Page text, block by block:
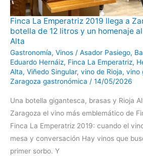
Finca La Emperatriz 2019 llega a
botella de 12 litros y un homenaje
Alta
Gastronomía, Vinos / Asador Pasiego,
Eduardo Hernáiz, Finca La Emperatriz,
Alta, Viñedo Singular, vino de Rioja, vino
Zaragoza gastronómica / 14/05/2026
Una botella gigantesca, brasas y Rioja
Zaragoza el vino más emblemático de
Finca La Emperatriz 2019: cuando el
mesa y conversación Hay vinos que
primer sorbo. Y
Finca
La
Emperatriz
a
Zaragoza
con
una
de
litros
y
un
homenaje
al
gran
vino
de
Rioja